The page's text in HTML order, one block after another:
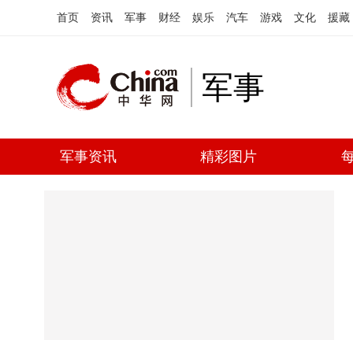
首页 资讯 军事 财经 娱乐 汽车 游戏 文化 援藏
军事
军事资讯 精彩图片